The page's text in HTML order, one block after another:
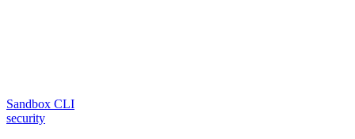
Sandbox CLI
security